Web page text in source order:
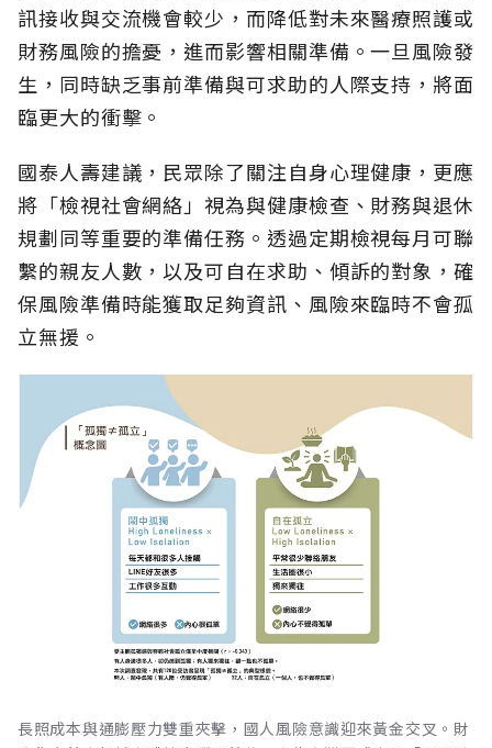
訊接收與交流機會較少，而降低對未來醫療照護或
財務風險的擔憂，進而影響相關準備。一旦風險發
生，同時缺乏事前準備與可求助的人際支持，將面
臨更大的衝擊。
國泰人壽建議，民眾除了關注自身心理健康，更應
將「檢視社會網絡」視為與健康檢查、財務與退休
規劃同等重要的準備任務。透過定期檢視每月可聯
繫的親友人數，以及可自在求助、傾訴的對象，確
保風險準備時能獲取足夠資訊、風險來臨時不會孤
立無援。
長照成本與通膨壓力雙重夾擊，國人風險意識迎來黃金交叉。財